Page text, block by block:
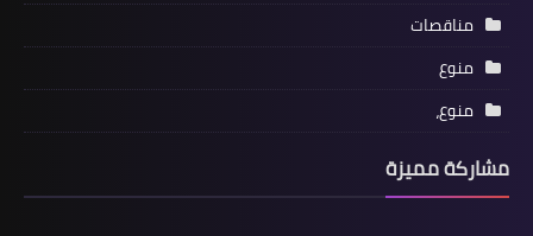
مناقصات
منوع
منوع،
مشاركة مميزة